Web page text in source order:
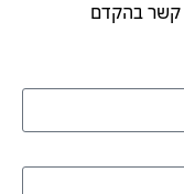
קשר בהקדם